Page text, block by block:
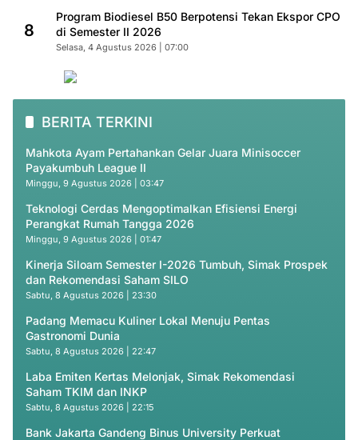
8
Program Biodiesel B50 Berpotensi Tekan Ekspor CPO
di Semester II 2026
Selasa, 4 Agustus 2026 | 07:00
BERITA TERKINI
Mahkota Ayam Pertahankan Gelar Juara Minisoccer
Payakumbuh League II
Minggu, 9 Agustus 2026 | 03:47
Teknologi Cerdas Mengoptimalkan Efisiensi Energi
Perangkat Rumah Tangga 2026
Minggu, 9 Agustus 2026 | 01:47
Kinerja Siloam Semester I-2026 Tumbuh, Simak Prospek
dan Rekomendasi Saham SILO
Sabtu, 8 Agustus 2026 | 23:30
Padang Memacu Kuliner Lokal Menuju Pentas
Gastronomi Dunia
Sabtu, 8 Agustus 2026 | 22:47
Laba Emiten Kertas Melonjak, Simak Rekomendasi
Saham TKIM dan INKP
Sabtu, 8 Agustus 2026 | 22:15
Bank Jakarta Gandeng Binus University Perkuat